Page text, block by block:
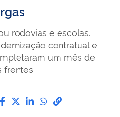
rodovias e escolas.
contratual e
um mês de
frentes
Compartilhe por Facebook
Compartilhe por Twitter
Compartilhe por
Compartilhe
link para